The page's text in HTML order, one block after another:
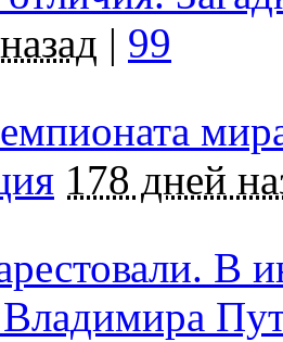
| 99
178 дней
В
Владимира